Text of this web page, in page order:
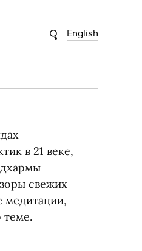
English
в 21 веке,
свежих
медитации,
теме.